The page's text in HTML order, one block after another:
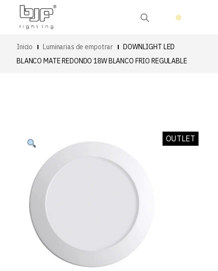
Inicio Luminarias de empotrar
DOWNLIGHT LED
BLANCO MATE REDONDO 18W BLANCO FRIO REGULABLE
OUTLET